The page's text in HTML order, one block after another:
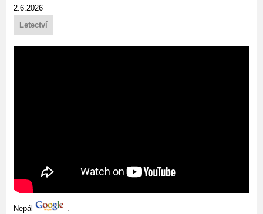
2.6.2026
Letectví
Nepál
.